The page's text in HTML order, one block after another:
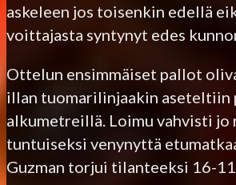
askeleen jos toisenkin edellä
voittajasta syntynyt edes
Ottelun ensimmäiset pallot
illan tuomarilinjaakin aseteltiin
alkumetreillä. Loimu vahvisti jo
tuntuiseksi venynyttä
Guzman torjui tilanteeksi 16-